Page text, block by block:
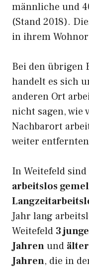
männliche und
(Stand 2018).
in ihrem
Bei den übrigen
handelt es sich
anderen Ort
nicht sagen, wie
Nachbarort
weiter
In Weitefeld
arbeitslos
Jahr lang
Weitefeld 3
Jahrenund
Jahren, die in